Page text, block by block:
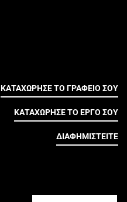
ΚΑΤΑΧΩΡΗΣΕ ΤΟ ΓΡΑΦΕΙΟ ΣΟΥ
ΚΑΤΑΧΩΡΗΣΕ ΤΟ ΕΡΓΟ ΣΟΥ
ΔΙΑΦΗΜΙΣΤΕΙΤΕ